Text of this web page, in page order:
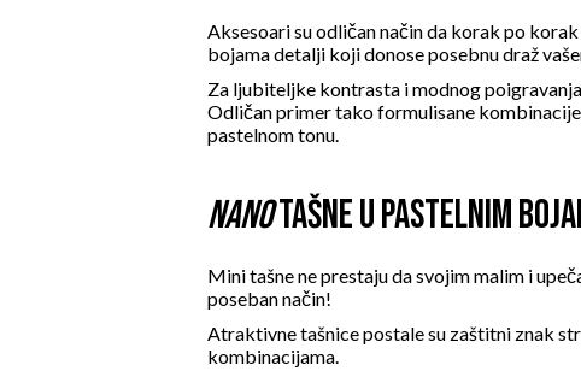
Aksesoarisu odličan način da korak po
bojama detalji koji donose posebnu draž
Za ljubiteljke kontrasta i modnog
Odličan primer tako formulisane
pastelnom tonu.
NANOTAŠNE U PASTELNIM
Minitašnene prestaju da svojim malim i
poseban način!
Atraktivne tašnice postale su zaštitni znak
kombinacijama.